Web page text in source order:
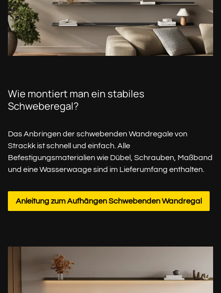
Wie montiert man ein stabiles
Schweberegal?
Das Anbringen der schwebenden Wandregale von
Strackk ist schnell und einfach. Alle
Befestigungsmaterialien wie Dübel, Schrauben, Maßband
und eine Wasserwaage sind im Lieferumfang enthalten.
Anleitung zum Aufhängen Schwebenden Wandregal